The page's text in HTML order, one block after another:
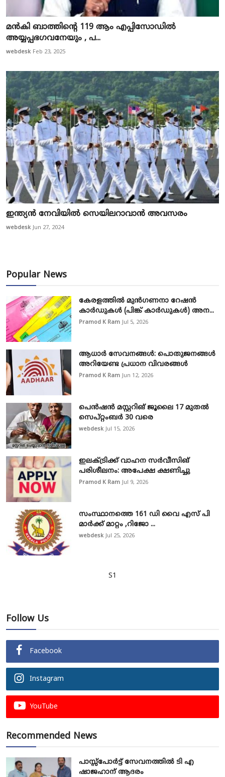
മൻകി ബാത്തിന്റെ 119 ആം എപ്പിസോഡിൽ
അയ്യപ്പഭഗവനേയും , പ...
webdesk Feb 23, 2025
ഇന്ത്യന്‍ നേവിയില്‍ സെയിലറാവാന്‍ അവസരം
webdesk Jun 27, 2024
Popular News
കേരളത്തിൽ മുൻഗണനാ റേഷൻ
കാർഡുകൾ (പിങ്ക് കാർഡുകൾ) അന...
Pramod K Ram Jul 5, 2026
ആധാർ സേവനങ്ങൾ: പൊതുജനങ്ങൾ
അറിയേണ്ട പ്രധാന വിവരങ്ങൾ
Pramod K Ram Jun 12, 2026
പെൻഷൻ മസ്റ്ററിങ് ജൂലൈ 17 മുതൽ
സെപ്റ്റംബർ 30 വരെ
webdesk Jul 15, 2026
ഇലക്ട്രിക്ക് വാഹന സർവീസിങ്
പരിശീലനം: അപേക്ഷ ക്ഷണിച്ചു
Pramod K Ram Jul 9, 2026
സംസ്ഥാനത്തെ 161 ഡി വൈ എസ് പി
മാർക്ക് മാറ്റം ,റിജോ ...
webdesk Jul 25, 2026
S1
Follow Us
Facebook
Instagram
YouTube
Recommended News
പാസ്സ്‌പോർട്ട് സേവനത്തിൽ ടി എ
ഷാജഹാന് ആദരം